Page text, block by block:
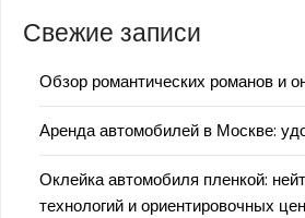
Свежие записи
Обзор романтических романов и
Аренда автомобилей в Москве:
Оклейка автомобиля пленкой:
технологий и ориентировочных